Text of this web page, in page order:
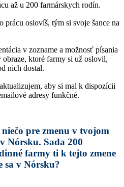
až u 200 farmárskych rodín.
oslovíš, tým si svoje šance na
v zozname a možnosť písania
ktoré farmy si už oslovil,
nich dostal.
aby si mal k dispozícii
adresy funkčné.
pre zmenu v tvojom
Nórsku. Sada 200
farmy ti k tejto zmene
sa v Nórsku?